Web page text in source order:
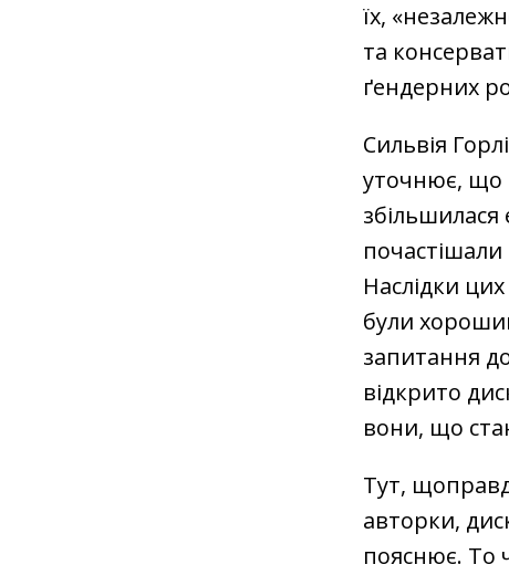
їх,
та
ґендерних
Сильвія
уточнює, що
збільшилася
Наслідки
були
запитання
відкрито
вони, що
Тут,
авторки,
пояснює. То